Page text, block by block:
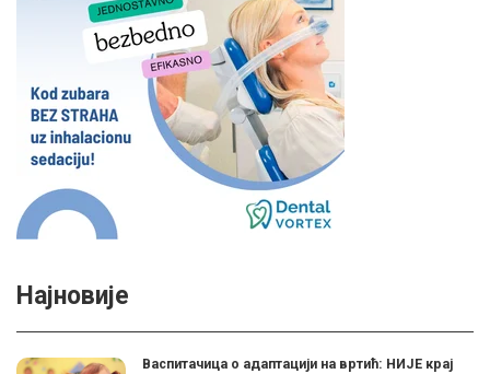
Најновије
Васпитачица о адаптацији на вртић: НИЈЕ крај